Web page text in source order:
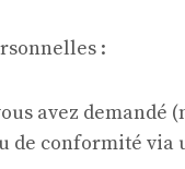
:
avez demandé
de conformité via